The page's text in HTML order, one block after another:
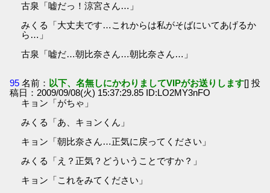
古泉「嘘だっ！涼宮さん…」
みくる「大丈夫です…これからは私がそばにいてあげるか
ら…」
古泉「嘘だ…朝比奈さん…朝比奈さん…」
95 名前： 以下、名無しにかわりましてVIPがお送りします[] 投
稿日：2009/09/08(火) 15:37:29.85 ID:LO2MY3nFO
キョン「がちゃ」
みくる「あ、キョンくん」
キョン「朝比奈さん…正気に戻ってください」
みくる「え？正気？どういうことですか？」
キョン「これをみてください」